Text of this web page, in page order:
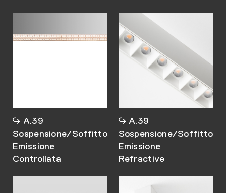
A.39
Sospensione/Soffitto
Emissione
Controllata
A.39
Sospensione/Soffitto
Emissione
Refractive